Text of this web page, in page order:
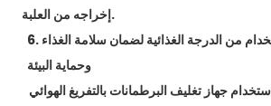
إخراجه من العلبة.
6. أجزاء قابلة لإعادة الاستخدام من الدرجة الغذائية لضمان سلامة الغذاء
وحماية البيئة
جهاز تغليف البرطمانات بالتفريغ الهوائي